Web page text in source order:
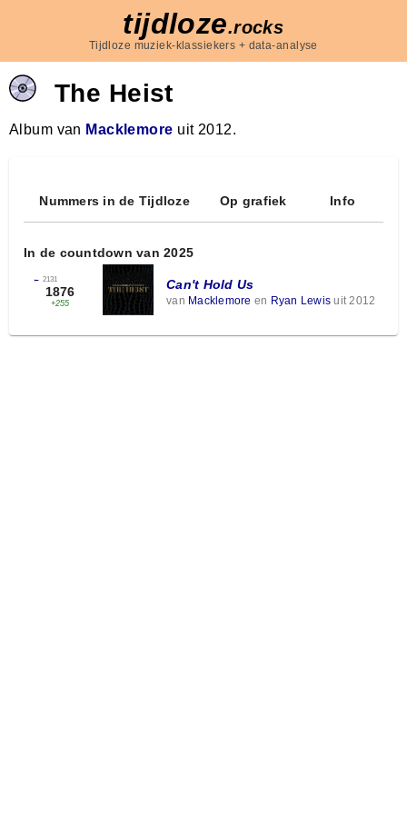
tijdloze.rocks
Tijdloze muziek-klassiekers + data-analyse
The Heist
Album van Macklemore uit 2012.
Nummers in de Tijdloze Op grafiek Info
In de countdown van 2025
← 2131
1876
+255
Can't Hold Us
van Macklemore en Ryan Lewis uit 2012